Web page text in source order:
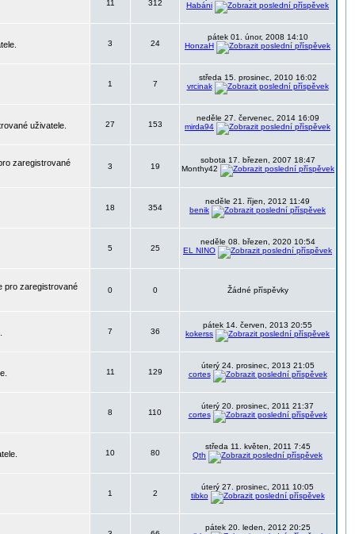
11 312
Habáni
3 24
pátek 01. únor, 2008 14:10
HonzaH
1 7
středa 15. prosinec, 2010 16:02
vrcinak
uživatele. 27 153
neděle 27. červenec, 2014 16:09
mirda94
zaregistrované 3 19
sobota 17. březen, 2007 18:47
Monthy42
18 354
neděle 21. říjen, 2012 11:49
benik
5 25
neděle 08. březen, 2020 10:54
EL NINO
pro zaregistrované 0 0 Žádné příspěvky
7 36
pátek 14. červen, 2013 20:55
kokerss
11 129
úterý 24. prosinec, 2013 21:05
cortes
8 110
úterý 20. prosinec, 2011 21:37
cortes
10 80
středa 11. květen, 2011 7:45
Qth
1 2
úterý 27. prosinec, 2011 10:05
tibko
pátek 20. leden, 2012 20:25